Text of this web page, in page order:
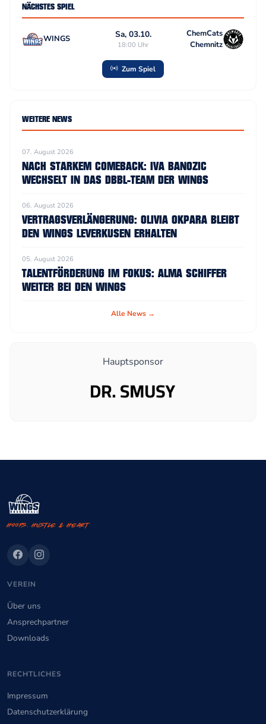
NÄCHSTES SPIEL
WINGS Sa, 03.10.
18:00 Uhr
ChemCats
Chemnitz
Zum Spiel
WEITERE NEWS
07. August 2026
NACH STARKEM COMEBACK: IVA BANOZIC
WECHSELT IN DAS DBBL-TEAM DER WINGS
06. August 2026
VERTRAGSVERLÄNGERUNG: OLIVIA OKPARA BLEIBT
DEN WINGS LEVERKUSEN ERHALTEN
05. August 2026
TALENTFÖRDERUNG IM FOKUS: ALMA SCHIFFER
WEITER BEI DEN WINGS
Alle News →
Hauptsponsor
Hoops. Hustle & Heart
VEREIN
Über uns
Ansprechpartner
Downloads
RECHTLICHES
Impressum
Datenschutzerklärung